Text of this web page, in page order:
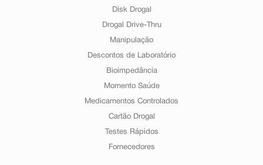
Disk Drogal
Drogal Drive-Thru
Manipulação
Descontos de Laboratório
Bioimpedância
Momento Saúde
Medicamentos Controlados
Cartão Drogal
Testes Rápidos
Fornecedores